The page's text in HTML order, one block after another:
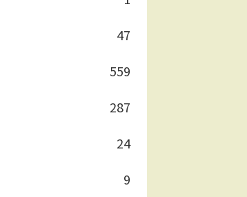
47
559
287
24
9